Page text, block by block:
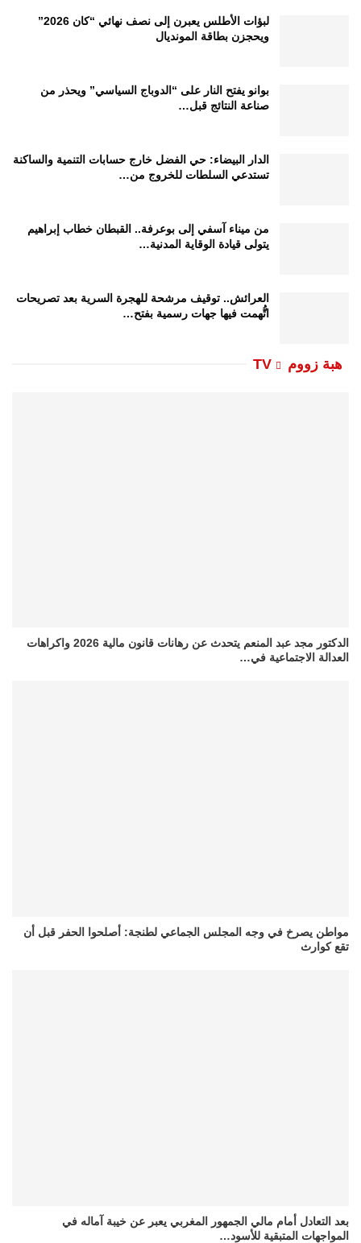
لبؤات الأطلس يعبرن إلى نصف نهائي “كان 2026”
ويحجزن بطاقة المونديال
بوانو يفتح النار على “الدوباج السياسي” ويحذر من
صناعة النتائج قبل…
الدار البيضاء: حي الفضل خارج حسابات التنمية والساكنة
تستدعي السلطات للخروج من…
من ميناء آسفي إلى بوعرفة.. القبطان خطاب إبراهيم
يتولى قيادة الوقاية المدنية…
العرائش.. توقيف مرشحة للهجرة السرية بعد تصريحات
اتُّهمت فيها جهات رسمية بفتح…
هبة زووم TV
الدكتور مجد عبد المنعم يتحدث عن رهانات قانون مالية 2026 واكراهات
العدالة الاجتماعية في…
مواطن يصرخ في وجه المجلس الجماعي لطنجة: أصلحوا الحفر قبل أن
تقع كوارث
بعد التعادل أمام مالي الجمهور المغربي يعبر عن خيبة آماله في
المواجهات المتبقية للأسود…